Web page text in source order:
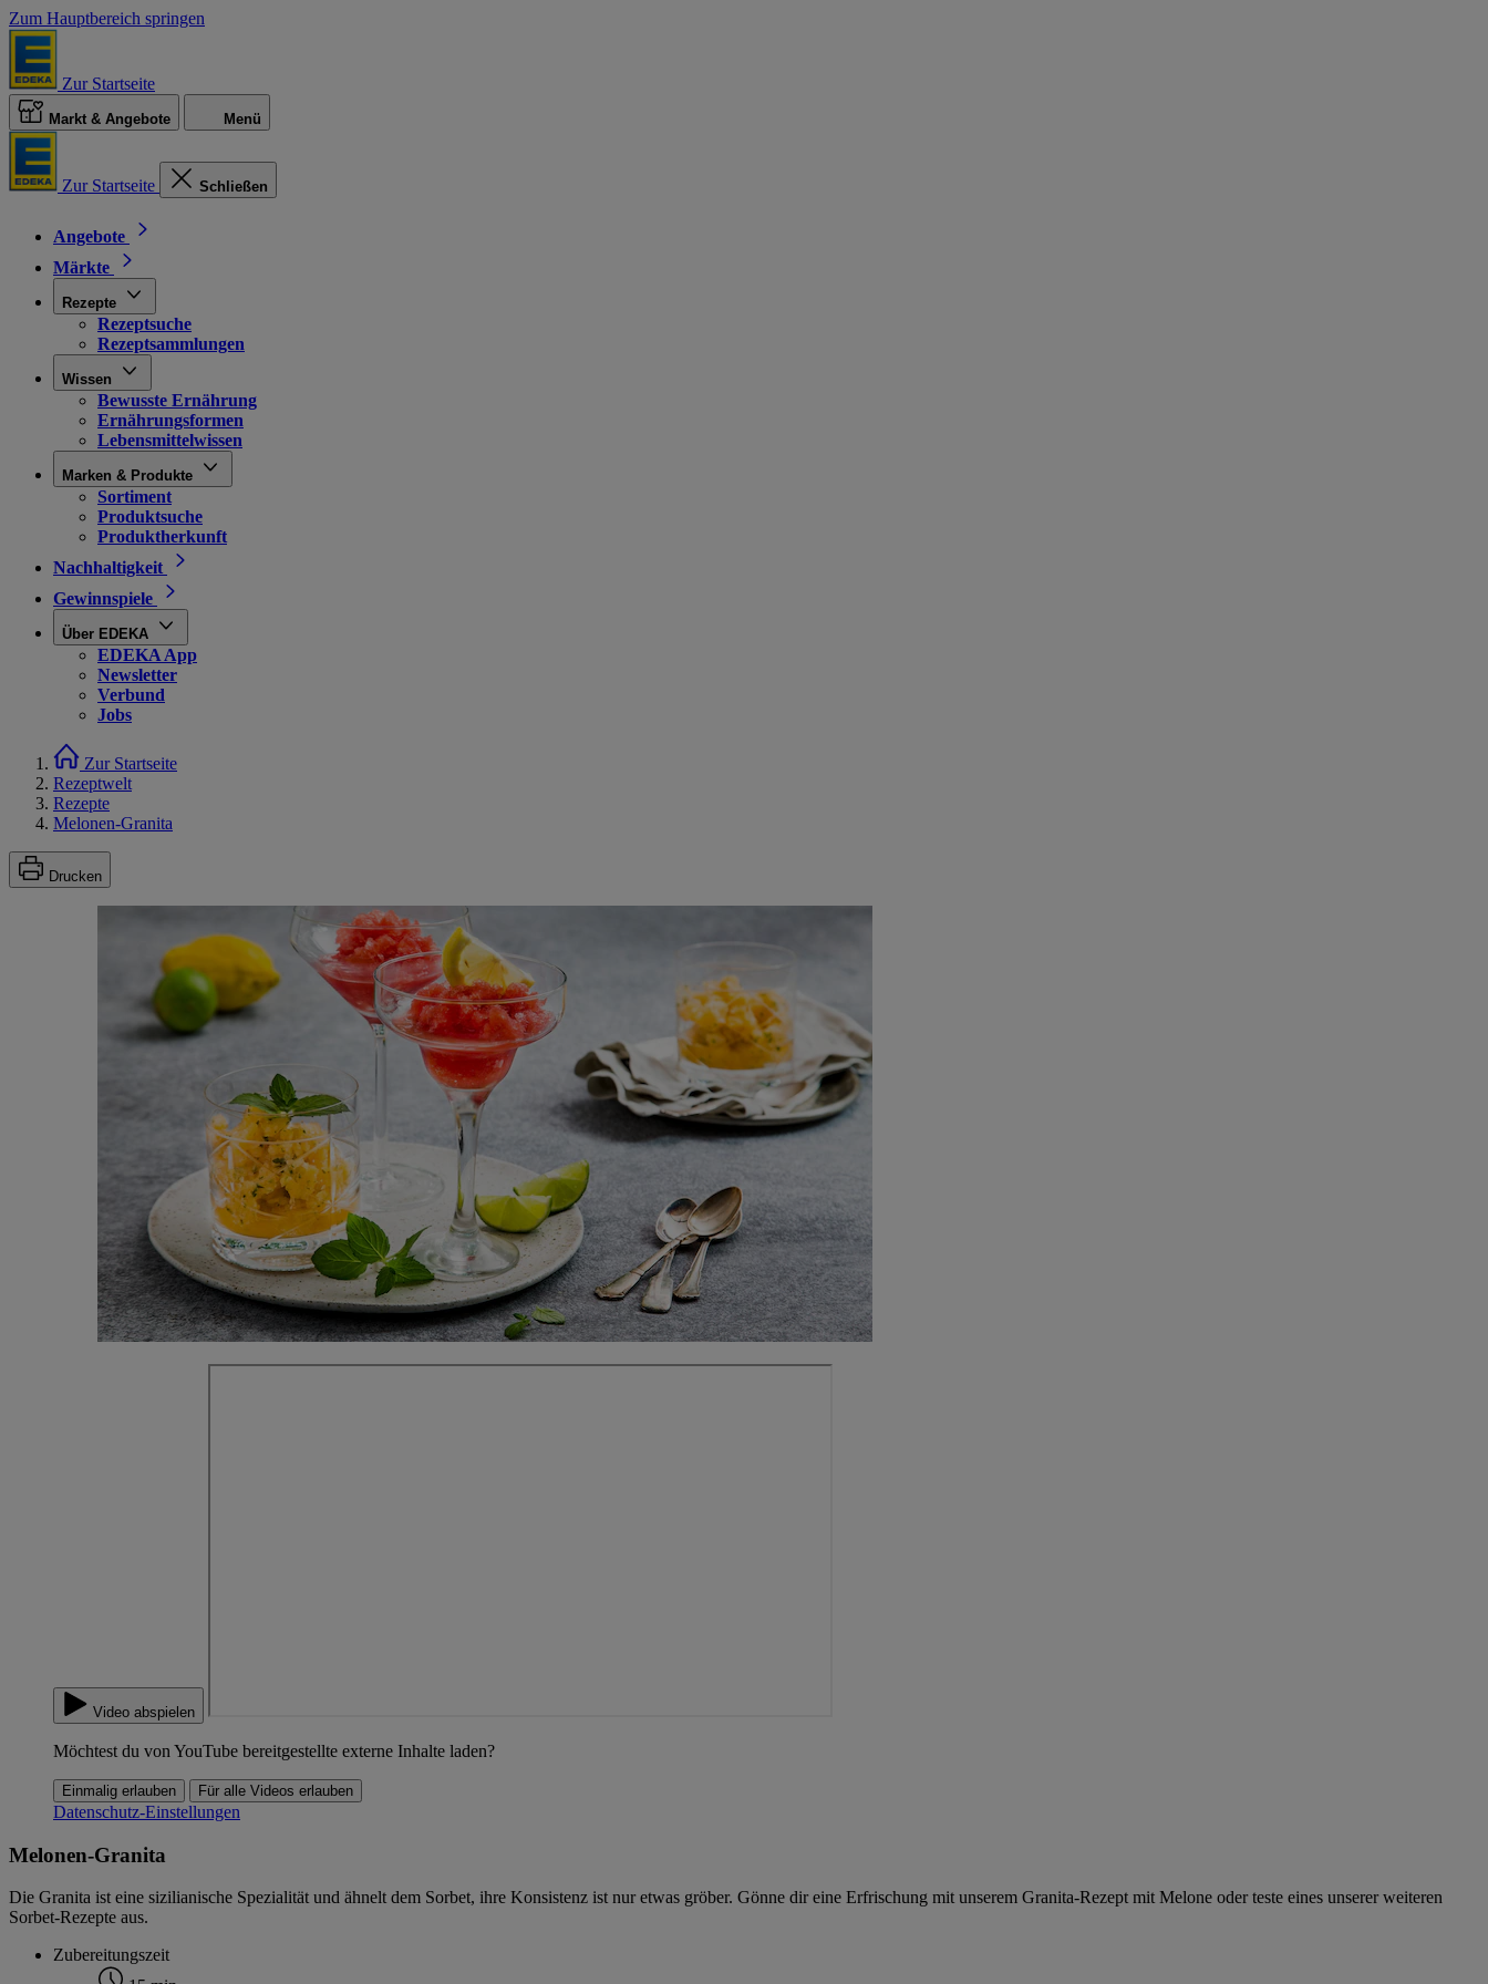
Zum Hauptbereich springen
Zur Startseite
Markt & Angebote Menü
Zur Startseite Schließen
Angebote
Märkte
Rezepte
Rezeptsuche
Rezeptsammlungen
Wissen
Bewusste Ernährung
Ernährungsformen
Lebensmittelwissen
Marken & Produkte
Sortiment
Produktsuche
Produktherkunft
Nachhaltigkeit
Gewinnspiele
Über EDEKA
EDEKA App
Newsletter
Verbund
Jobs
Zur Startseite
Rezeptwelt
Rezepte
Melonen-Granita
Drucken
Video abspielen
Möchtest du von YouTube bereitgestellte externe Inhalte laden?
Einmalig erlauben Für alle Videos erlauben
Datenschutz-Einstellungen
Melonen-Granita
Die Granita ist eine sizilianische Spezialität und ähnelt dem Sorbet, ihre Konsistenz ist nur etwas gröber. Gönne dir eine Erfrischung mit unserem Granita-Rezept mit Melone oder teste eines unserer weiteren
Sorbet-Rezepte aus.
Zubereitungszeit